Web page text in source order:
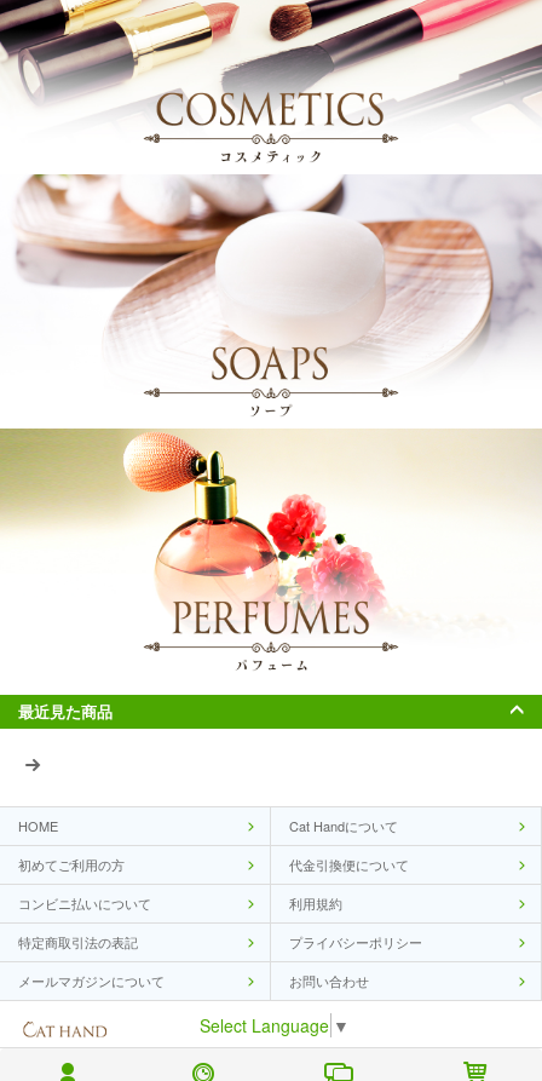
最近見た商品
HOME
Cat Handについて
初めてご利用の方
代金引換便について
コンビニ払いについて
利用規約
特定商取引法の表記
プライバシーポリシー
メールマガジンについて
お問い合わせ
Select Language ▼